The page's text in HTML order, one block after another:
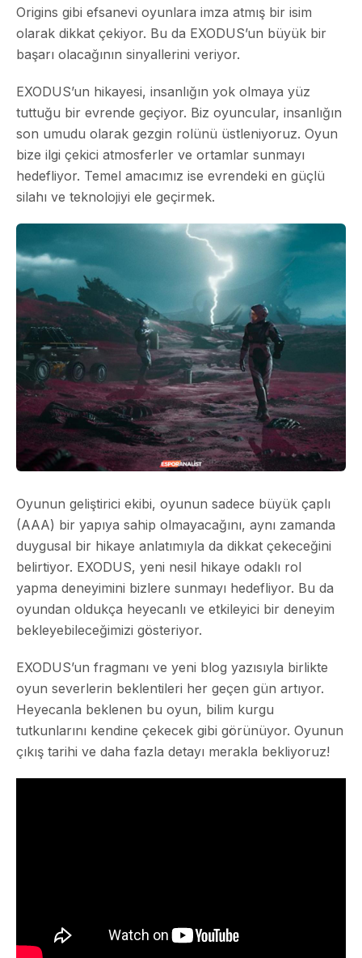
Origins gibi efsanevi oyunlara imza atmış bir isim
olarak dikkat çekiyor. Bu da EXODUS’un büyük bir
başarı olacağının sinyallerini veriyor.
EXODUS’un hikayesi, insanlığın yok olmaya yüz
tuttuğu bir evrende geçiyor. Biz oyuncular, insanlığın
son umudu olarak gezgin rolünü üstleniyoruz. Oyun
bize ilgi çekici atmosferler ve ortamlar sunmayı
hedefliyor. Temel amacımız ise evrendeki en güçlü
silahı ve teknolojiyi ele geçirmek.
Oyunun geliştirici ekibi, oyunun sadece büyük çaplı
(AAA) bir yapıya sahip olmayacağını, aynı zamanda
duygusal bir hikaye anlatımıyla da dikkat çekeceğini
belirtiyor. EXODUS, yeni nesil hikaye odaklı rol
yapma deneyimini bizlere sunmayı hedefliyor. Bu da
oyundan oldukça heyecanlı ve etkileyici bir deneyim
bekleyebileceğimizi gösteriyor.
EXODUS’un fragmanı ve yeni blog yazısıyla birlikte
oyun severlerin beklentileri her geçen gün artıyor.
Heyecanla beklenen bu oyun, bilim kurgu
tutkunlarını kendine çekecek gibi görünüyor. Oyunun
çıkış tarihi ve daha fazla detayı merakla bekliyoruz!